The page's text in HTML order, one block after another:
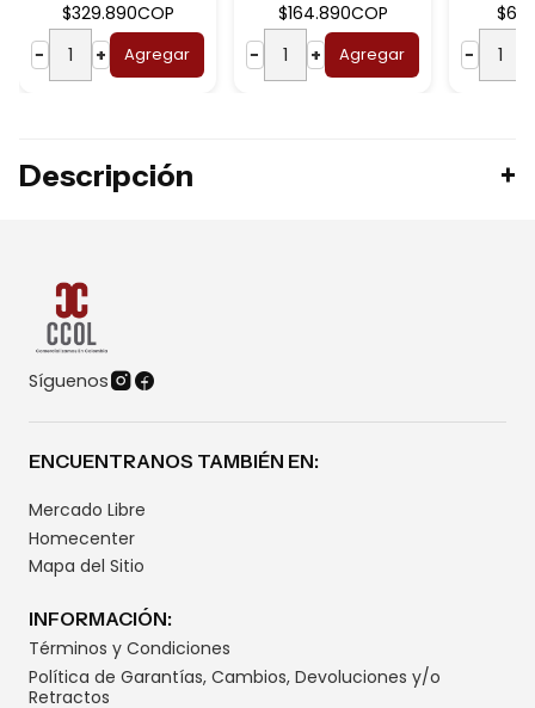
$329.890COP
−
+ Agregar
$164.890COP
−
+ Agregar
−
Descripción
Síguenos
ENCUENTRANOS TAMBIÉN EN:
Mercado Libre
Homecenter
Mapa del Sitio
INFORMACIÓN:
Términos y Condiciones
Política de Garantías, Cambios, Devoluciones y/o
Retractos